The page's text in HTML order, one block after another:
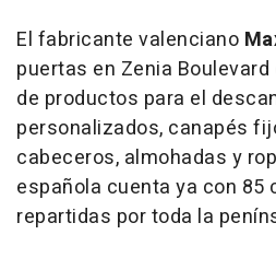
El fabricante valenciano
puertas en Zenia
de productos para el
personalizados, canapés
cabeceros, almohadas y
española cuenta ya con 85
repartidas por toda la